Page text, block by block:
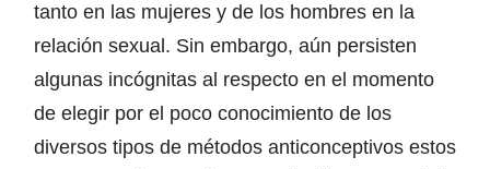
tanto en las mujeres y de los hombres en la
relación sexual. Sin embargo, aún persisten
algunas incógnitas al respecto en el momento
de elegir por el poco conocimiento de los
diversos tipos de métodos anticonceptivos estos